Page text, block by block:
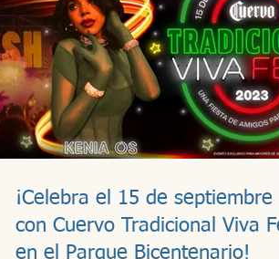
¡Celebra el 15 de septiembre
con Cuervo Tradicional Viva
en el Parque Bicentenario!